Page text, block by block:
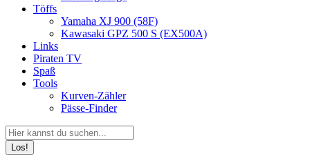
Töffs
Yamaha XJ 900 (58F)
Kawasaki GPZ 500 S (EX500A)
Links
Piraten TV
Spaß
Tools
Kurven-Zähler
Pässe-Finder
Search: